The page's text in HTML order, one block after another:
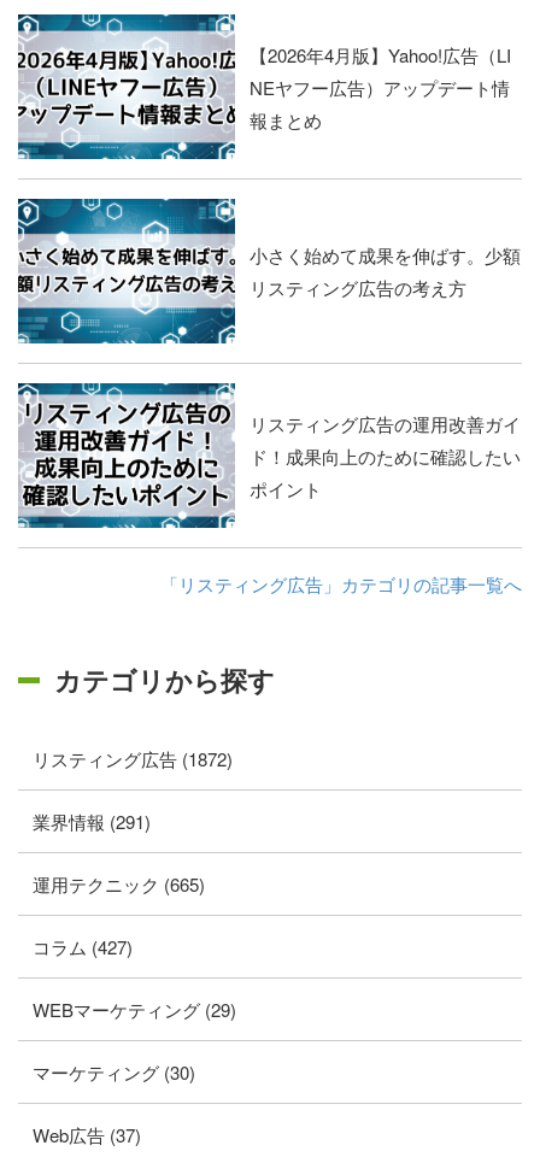
【2026年4月版】Yahoo!広告（LI
NEヤフー広告）アップデート情
報まとめ
小さく始めて成果を伸ばす。少額
リスティング広告の考え方
リスティング広告の運用改善ガイ
ド！成果向上のために確認したい
ポイント
「リスティング広告」カテゴリの記事一覧へ
カテゴリから探す
リスティング広告 (1872)
業界情報 (291)
運用テクニック (665)
コラム (427)
WEBマーケティング (29)
マーケティング (30)
Web広告 (37)